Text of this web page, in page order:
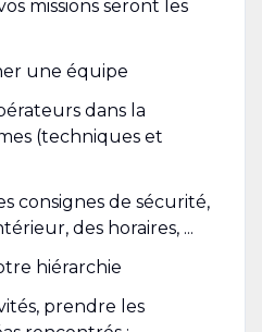
missions seront les
une équipe
dans la
(techniques et
consignes de sécurité,
des horaires, ...
hiérarchie
prendre les